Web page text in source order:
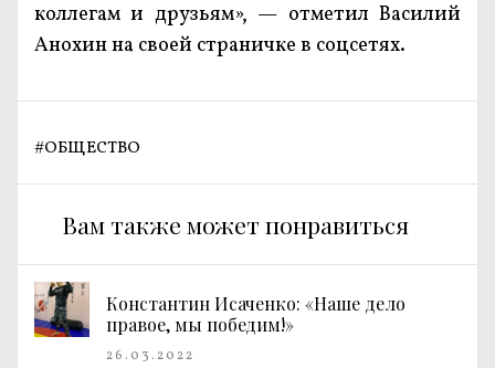
коллегам и друзьям», — отметил Василий
Анохин на своей страничке в соцсетях.
#ОБЩЕСТВО
Вам также может понравиться
Константин Исаченко: «Наше дело
правое, мы победим!»
26.03.2022